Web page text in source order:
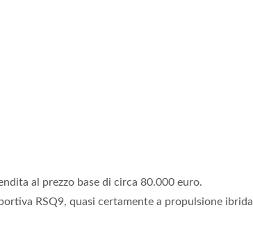
al prezzo base di circa 80.000 euro.
RSQ9, quasi certamente a propulsione ibrida